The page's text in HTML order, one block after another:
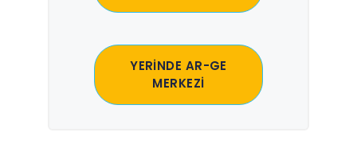
YERİNDE AR-GE
MERKEZİ